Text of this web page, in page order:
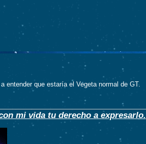
entender que estaría el Vegeta normal de GT.
mi vida tu derecho a expresarlo.